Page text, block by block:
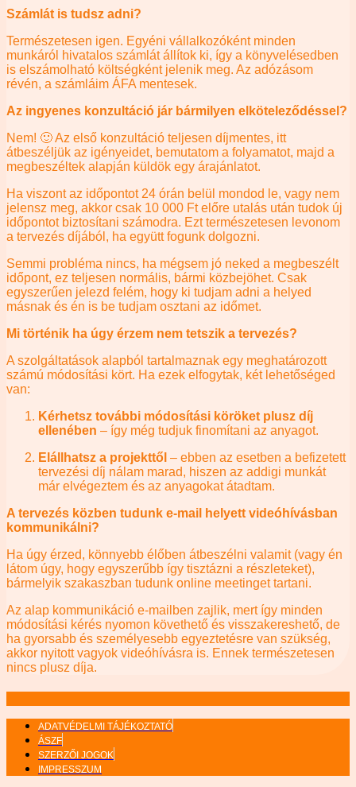
Számlát is tudsz adni?
Természetesen igen. Egyéni vállalkozóként minden
munkáról hivatalos számlát állítok ki, így a könyvelésedben
is elszámolható költségként jelenik meg. Az adózásom
révén, a számláim ÁFA mentesek.
Az ingyenes konzultáció jár bármilyen elköteleződéssel?
Nem! 🙂 Az első konzultáció teljesen díjmentes, itt
átbeszéljük az igényeidet, bemutatom a folyamatot, majd a
megbeszéltek alapján küldök egy árajánlatot.
Ha viszont az időpontot 24 órán belül mondod le, vagy nem
jelensz meg, akkor csak 10 000 Ft előre utalás után tudok új
időpontot biztosítani számodra. Ezt természetesen levonom
a tervezés díjából, ha együtt fogunk dolgozni.
Semmi probléma nincs, ha mégsem jó neked a megbeszélt
időpont, ez teljesen normális, bármi közbejöhet. Csak
egyszerűen jelezd felém, hogy ki tudjam adni a helyed
másnak és én is be tudjam osztani az időmet.
Mi történik ha úgy érzem nem tetszik a tervezés?
A szolgáltatások alapból tartalmaznak egy meghatározott
számú módosítási kört. Ha ezek elfogytak, két lehetőséged
van:
Kérhetsz további módosítási köröket plusz díj
ellenében – így még tudjuk finomítani az anyagot.
Elállhatsz a projekttől – ebben az esetben a befizetett
tervezési díj nálam marad, hiszen az addigi munkát
már elvégeztem és az anyagokat átadtam.
A tervezés közben tudunk e-mail helyett videóhívásban
kommunikálni?
Ha úgy érzed, könnyebb élőben átbeszélni valamit (vagy én
látom úgy, hogy egyszerűbb így tisztázni a részleteket),
bármelyik szakaszban tudunk online meetinget tartani.
Az alap kommunikáció e-mailben zajlik, mert így minden
módosítási kérés nyomon követhető és visszakereshető, de
ha gyorsabb és személyesebb egyeztetésre van szükség,
akkor nyitott vagyok videóhívásra is. Ennek természetesen
nincs plusz díja.
ADATVÉDELMI TÁJÉKOZTATÓ
ÁSZF
SZERZŐI JOGOK
IMPRESSZUM